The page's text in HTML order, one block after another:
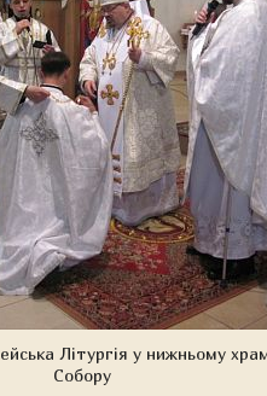
Літургія у нижньому
Собору